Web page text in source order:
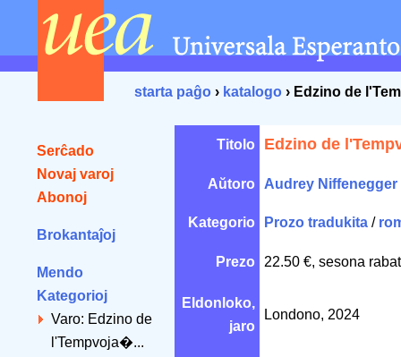
starta paĝo › katalogo › Edzino de
Serĉado
Novaj varoj
Abonoj
Brokantaĵoj
Mendo
Kategorioj
Varo: Edzino de
l'Tempvoja�...
Titolo Edzino de
Aŭtoro Audrey Niffenegger
Kategorio Prozo tradukita /
Prezo 22.50 €, sesona
Eldonloko,
jaro
Londono, 2024